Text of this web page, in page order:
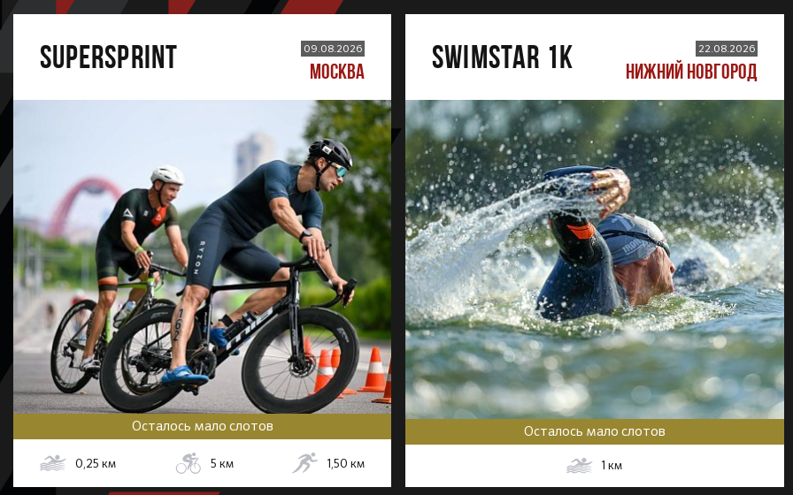
SUPERSPRINT 09.08.2026
МОСКВА
Осталось мало слотов
0,25 км 5 км 1,50км
SWIMSTAR 1K 22.08.2026
НИЖНИЙ НОВГОРОД
Осталось мало слотов
1км